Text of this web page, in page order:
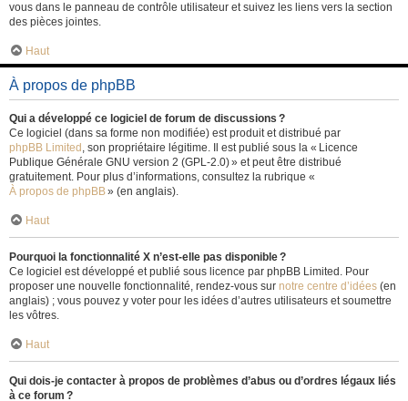
vous dans le panneau de contrôle utilisateur et suivez les liens vers la section
des pièces jointes.
Haut
À propos de phpBB
Qui a développé ce logiciel de forum de discussions ?
Ce logiciel (dans sa forme non modifiée) est produit et distribué par
phpBB Limited , son propriétaire légitime. Il est publié sous la « Licence
Publique Générale GNU version 2 (GPL-2.0) » et peut être distribué
gratuitement. Pour plus d’informations, consultez la rubrique «
À propos de phpBB» (en anglais).
Haut
Pourquoi la fonctionnalité X n’est-elle pas disponible ?
Ce logiciel est développé et publié sous licence par phpBB Limited. Pour
proposer une nouvelle fonctionnalité, rendez-vous sur notre centre d’idées (en
anglais) ; vous pouvez y voter pour les idées d’autres utilisateurs et soumettre
les vôtres.
Haut
Qui dois-je contacter à propos de problèmes d’abus ou d’ordres légaux liés
à ce forum ?